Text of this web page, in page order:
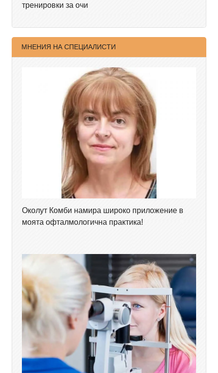
тренировки за очи
МНЕНИЯ НА СПЕЦИАЛИСТИ
Околут Комби намира широко приложение в
моята офталмологична практика!